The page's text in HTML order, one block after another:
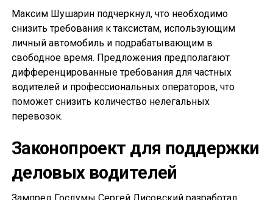
Максим Шушарин подчеркнул, что необходимо
снизить требования к таксистам, использующим
личный автомобиль и подрабатывающим в
свободное время. Предложения предполагают
дифференцированные требования для частных
водителей и профессиональных операторов, что
поможет снизить количество нелегальных
перевозок.
Законопроект для поддержки
деловых водителей